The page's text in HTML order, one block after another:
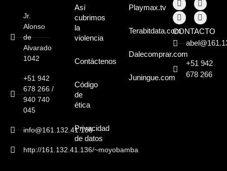
Jr.
Alonso
de
Alvarado
1042
+51 942
678 266 /
940 740
045
info@161.132.41.136
http://161.132.41.136/~moyobamba
Así
cubrimos
la
violencia
Contáctenos
Código
de
ética
Privacidad
de datos
Playmax.tv
Terabitdata.com
Dalecomprar.com
Juningue.com
CONTACTO
+51 942
678 266